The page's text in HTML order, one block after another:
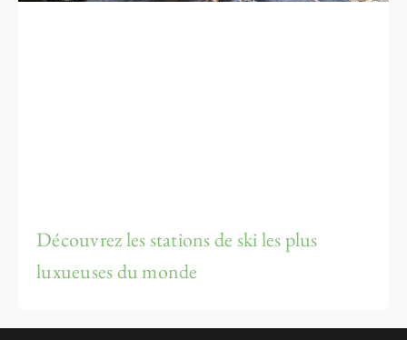
Découvrez les stations de ski les plus
luxueuses du monde